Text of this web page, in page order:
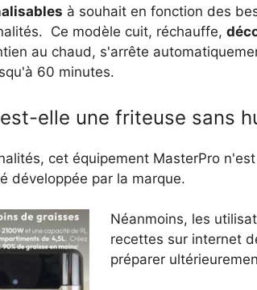
à souhait en fonction des
Ce modèle cuit, réchauffe,
au chaud, s'arrête
60 minutes.
elle une friteuse sans
cet équipement MasterPro
développée par la marque.
Néanmoins, les
recettes sur internet
préparer